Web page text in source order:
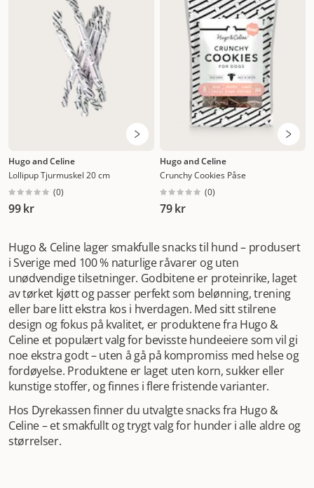
Hugo and Celine
Lollipup Tjurmuskel 20 cm
(0)
99 kr
Hugo and Celine
Crunchy Cookies Påse
(0)
79 kr
Hugo & Celine lager smakfulle snacks til hund – produsert
i Sverige med 100 % naturlige råvarer og uten
unødvendige tilsetninger. Godbitene er proteinrike, laget
av tørket kjøtt og passer perfekt som belønning, trening
eller bare litt ekstra kos i hverdagen. Med sitt stilrene
design og fokus på kvalitet, er produktene fra Hugo &
Celine et populært valg for bevisste hundeeiere som vil gi
noe ekstra godt – uten å gå på kompromiss med helse og
fordøyelse. Produktene er laget uten korn, sukker eller
kunstige stoffer, og finnes i flere fristende varianter.
Hos Dyrekassen finner du utvalgte snacks fra Hugo &
Celine – et smakfullt og trygt valg for hunder i alle aldre og
størrelser.